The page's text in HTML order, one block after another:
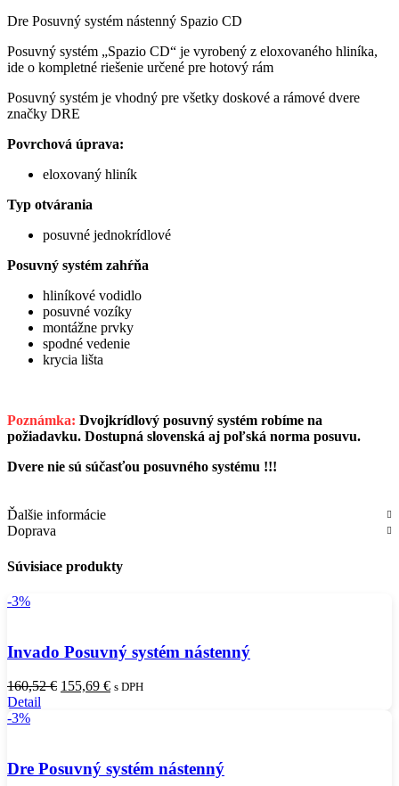
nástenný
CD
Dre Posuvný systém nástenný Spazio CD
Posuvný systém „Spazio CD“ je vyrobený z eloxovaného hliníka,
ide o kompletné riešenie určené pre hotový rám
Posuvný systém je vhodný pre všetky doskové a rámové dvere
značky DRE
Povrchová úprava:
eloxovaný hliník
Typ otvárania
posuvné jednokrídlové
Posuvný systém zahŕňa
hliníkové vodidlo
posuvné vozíky
montážne prvky
spodné vedenie
krycia lišta
Poznámka: Dvojkrídlový posuvný systém robíme na
požiadavku. Dostupná slovenská aj poľská norma posuvu.
Dvere nie sú súčasťou posuvného systému !!!
Ďalšie informácie
Doprava
Súvisiace produkty
-3%
Invado Posuvný systém nástenný
160,52€ Pôvodná
155,69 €Aktuálna
s DPH
Detail
-3%
Dre Posuvný systém nástenný